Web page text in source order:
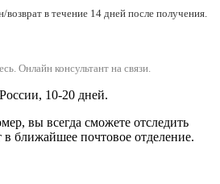
в течение 14 дней после получения.
Онлайн консультант на связи.
10-20 дней.
вы всегда сможете отследить
в ближайшее почтовое отделение.